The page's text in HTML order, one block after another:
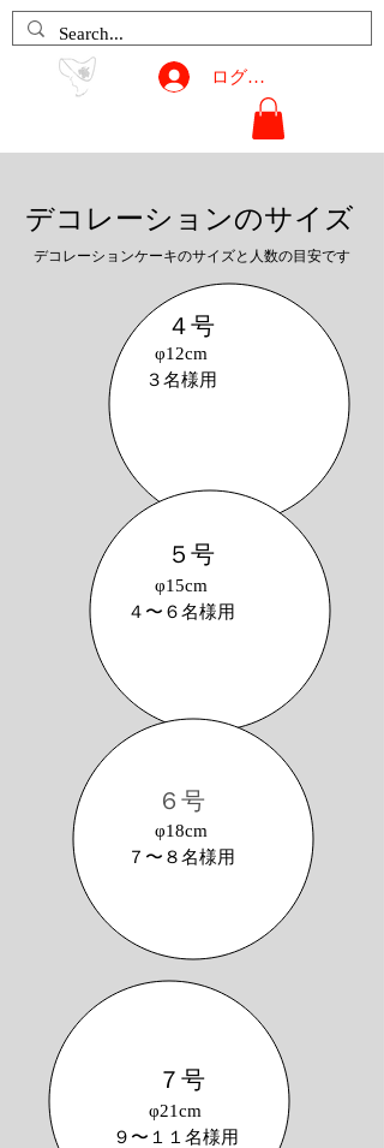
ログイン
サイズとオプション
ケーキのサイズ
メッセージプレート
キャンドル
数字のキャンド(有料)
デコレーションのサイズ
デコレーションケーキのサイズと人数の目安です
４号
φ12cm
​３名様用
５号
φ15cm
​４〜６名様用
６号
φ18cm
​７〜８名様用
７号
φ21cm
​９〜１１名様用